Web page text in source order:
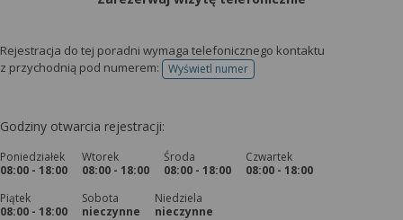
Rejestracja do tej poradni wymaga telefonicznego kontaktu
z przychodnią pod numerem:
Wyświetl numertelefonu do rejestracji
Godziny otwarcia rejestracji:
Poniedziałek
08:00 - 18:00
Wtorek
08:00 - 18:00
Środa
08:00 - 18:00
Czwartek
08:00 - 18:00
Piątek
08:00 - 18:00
Sobota
nieczynne
Niedziela
nieczynne
danych tylko w niektórych celach. Jeżeli chcesz
dowiedzieć się więcej lub chcesz przeprowadzić
Więcej informacji na temat wykorzystywania
narzędzi zewnętrznych w naszym serwisie
znajdziesz w Regulaminie Serwisu.